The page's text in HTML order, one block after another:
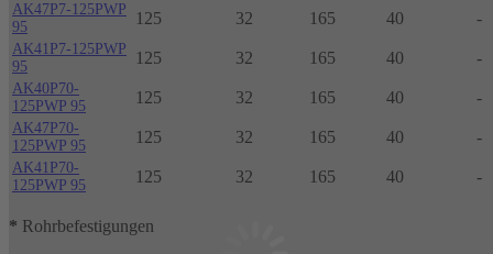
AK47P7-125PWP
95
125 32 165 40 -
AK41P7-125PWP
95
125 32 165 40 -
AK40P70-
125PWP 95
125 32 165 40 -
AK47P70-
125PWP 95
125 32 165 40 -
AK41P70-
125PWP 95
125 32 165 40 -
* Rohrbefestigungen